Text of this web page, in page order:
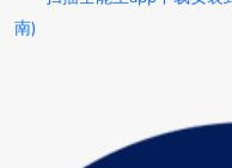
南)